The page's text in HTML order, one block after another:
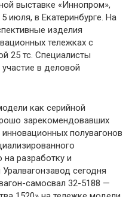
выставке «Иннопром»,
июля, в Екатеринбурге. На
изделия
тележках с
25 тс. Специалисты
в деловой
как серийной
зарекомендовавших
полувагонов
разработку и
сегодня
самосвал 32-5188 —